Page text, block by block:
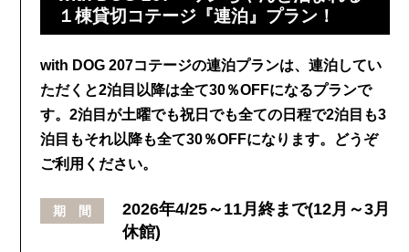
１棟貸切コテージ『連泊』プラン！
with DOG 207コテージの連泊プランは、連泊してい
ただくと2泊目以降は全て30％OFFになるプランで
す。2泊目が土曜でも祝日でも全ての日程で2泊目も3
泊目もそれ以降も全て30％OFFになります。どうぞ
ご利用ください。
期 間
2026年4/25～11月終まで(12月～3月
休館)